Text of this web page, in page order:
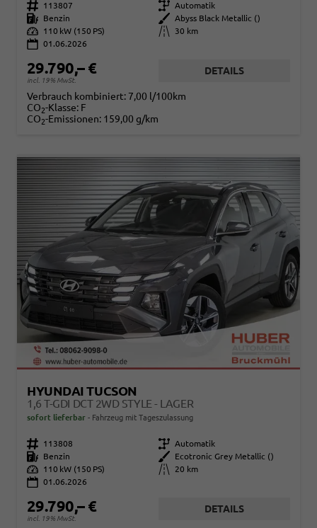
Fahrzeugnr. 113807 Getriebe Automatik
Kraftstoff
Benzin Außenfarbe
Abyss Black Metallic ()
Leistung
110 kW (150 PS) Kilometerstand
30 km
01.06.2026
29.790,– €
incl. 19% MwSt.
DETAILS
Verbrauch kombiniert: 7,00 l/100km
CO2-Klasse: F
CO2-Emissionen: 159,00 g/km
HYUNDAI TUCSON
1,6 T-GDI DCT 2WD STYLE - LAGER
sofort lieferbar Fahrzeug mit Tageszulassung
Fahrzeugnr. 113808 Getriebe Automatik
Kraftstoff
Benzin Außenfarbe
Ecotronic Grey Metallic ()
Leistung
110 kW (150 PS) Kilometerstand
20 km
01.06.2026
29.790,– €
incl. 19% MwSt.
DETAILS